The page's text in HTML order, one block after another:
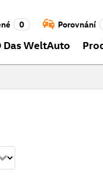
0 Porovnání
Das WeltAuto